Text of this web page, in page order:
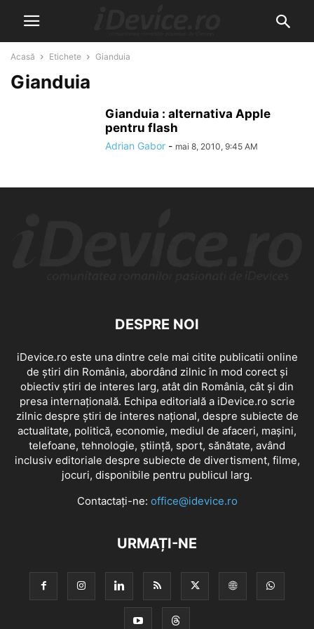
Acasă Etichete Gianduia
Gianduia
Gianduia : alternativa Apple
pentru flash
Adrian Gabor - mai 8, 2010, 9:45 AM
DESPRE NOI
iDevice.ro este una dintre cele mai citite publicatii online
de știri din România, abordând zilnic în mod corect și
obiectiv știri de interes larg, atât din România, cât și din
presa internațională. Echipa editorială a iDevice.ro scrie
zilnic despre știri de interes național, despre subiecte de
actualitate, politică, economie, mediul de afaceri, mașini,
telefoane, tehnologie, știință, sport, sănătate, având
inclusiv editoriale despre subiecte de divertisment, filme,
jocuri, disponibile pentru publicul larg.
Contactați-ne: office@idevice.ro
URMAȚI-NE